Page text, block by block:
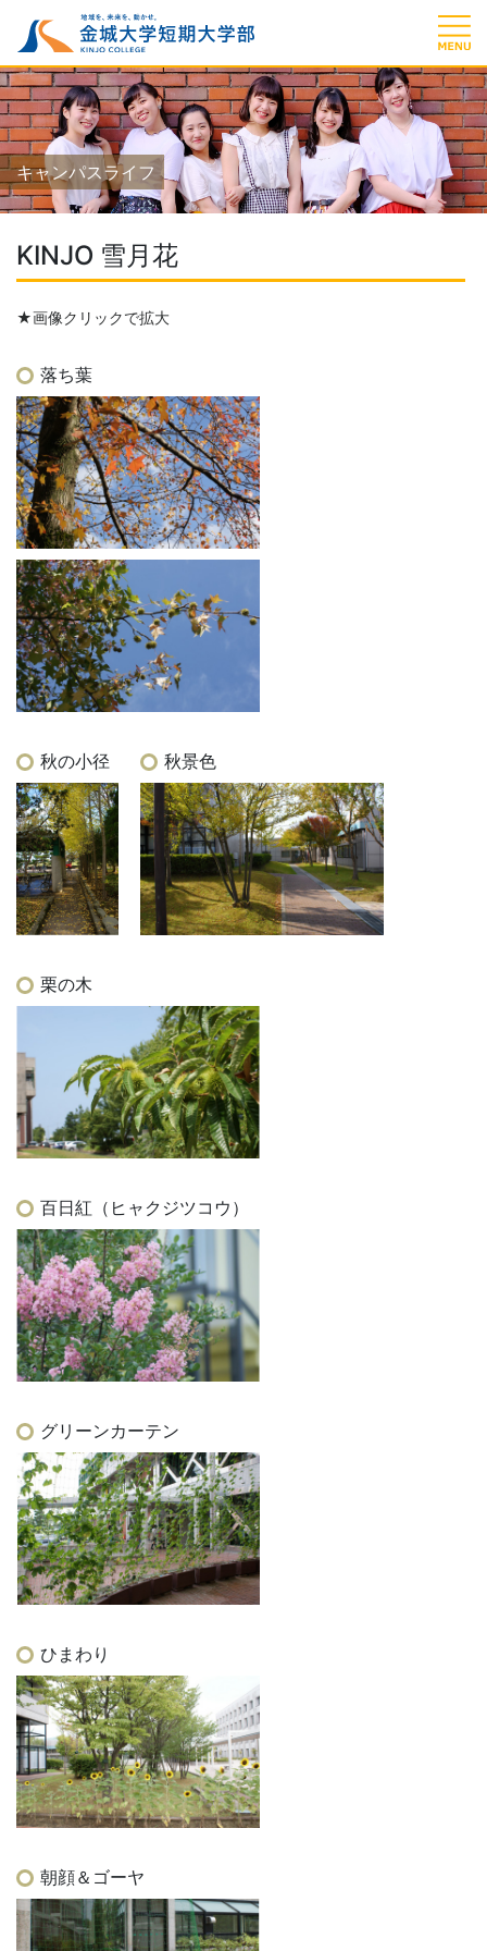
キャンパスライフ
KINJO 雪月花
★画像クリックで拡大
落ち葉
秋の小径 秋景色
栗の木
百日紅（ヒャクジツコウ）
グリーンカーテン
ひまわり
朝顔＆ゴーヤ